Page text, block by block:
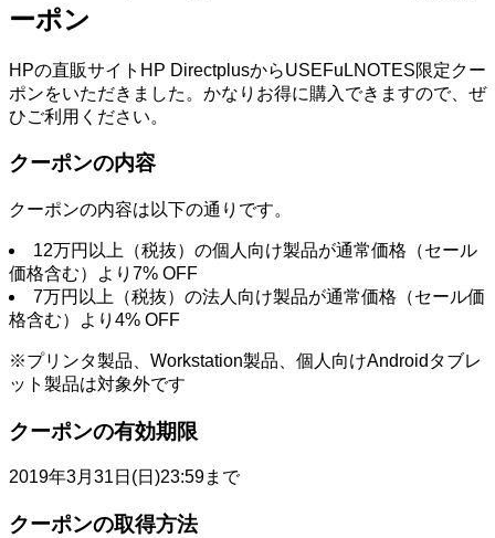
ーポン
HPの直販サイトHP DirectplusからUSEFuLNOTES限定クー
ポンをいただきました。かなりお得に購入できますので、ぜ
ひご利用ください。
クーポンの内容
クーポンの内容は以下の通りです。
12万円以上（税抜）の個人向け製品が通常価格（セール
価格含む）より7% OFF
7万円以上（税抜）の法人向け製品が通常価格（セール価
格含む）より4% OFF
※プリンタ製品、Workstation製品、個人向けAndroidタブレ
ット製品は対象外です
クーポンの有効期限
2019年3月31日(日)23:59まで
クーポンの取得方法